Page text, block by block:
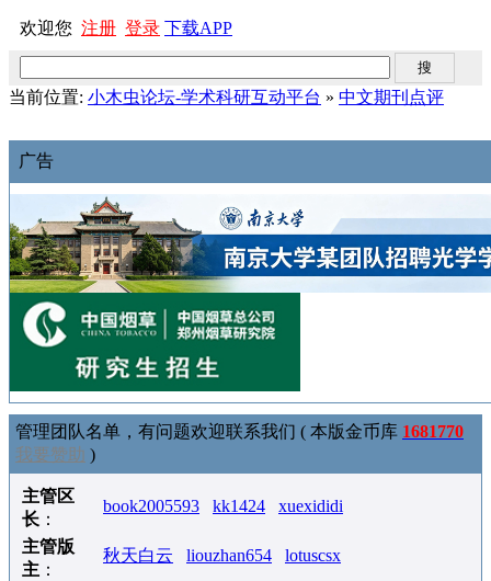
欢迎您 注册 登录 下载APP
当前位置: 小木虫论坛-学术科研互动平台 » 中文期刊点评
广告
管理团队名单，有问题欢迎联系我们 ( 本版金币库 1681770
我要赞助 )
主管区
长 ：
book2005593 kk1424 xuexididi
主管版
主 ：
秋天白云 liouzhan654 lotuscsx